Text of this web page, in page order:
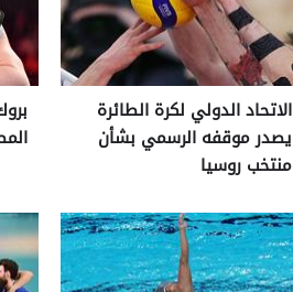
الاتحاد الدولي لكرة الطائرة
يصدر موقفه الرسمي بشأن
منتخب روسيا